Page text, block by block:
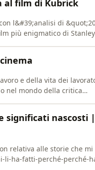
al film di Kubrick
l&#39;analisi di
più enigmatico di
e della vita dei
nel mondo della critica
e significati nascosti |
relativa alle storie che
li-ha-fatti-perché-perché-